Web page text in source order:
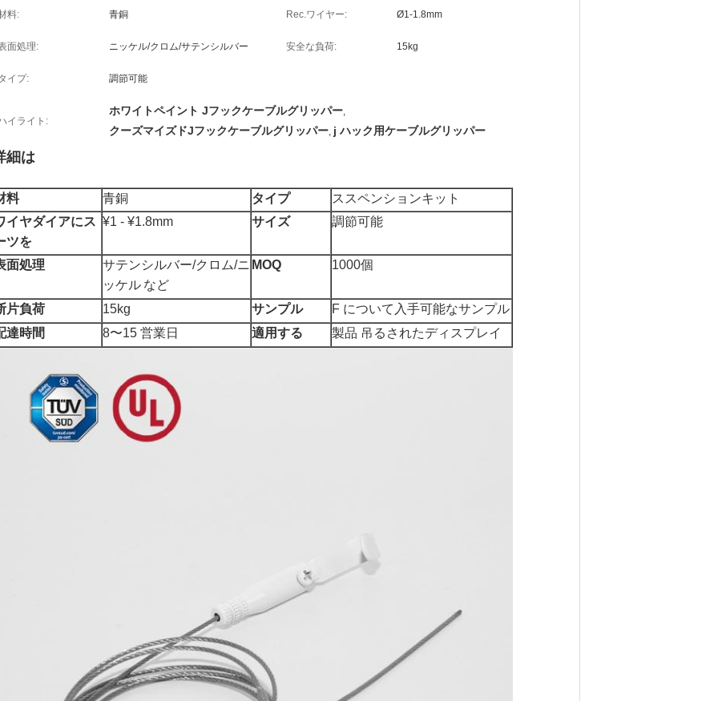
料: 青銅 Rec.ワイヤー: Ø1-1.8mm
面処理: ニッケル/クロム/サテンシルバー 安全な負荷: 15kg
イプ: 調節可能
イライト:
ホワイトペイント Jフックケーブルグリッパー,
クーズマイズドJフックケーブルグリッパー, j ハック用ケーブルグリッパー
細は
料 青銅 タイプ
ススペンションキット
イヤダイアにス
ツを
¥1 - ¥1.8mm サイズ 調節可能
面処理 サテンシルバー/クロム/ニ
ッケル など
MOQ 1000個
片負荷 15kg サンプル F について 入手可能なサンプル
達時間
8〜15 営業日 適用する 製品 吊るされたディスプレイ